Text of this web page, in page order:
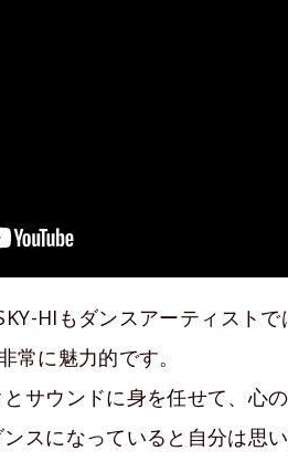
HIもダンスアーティスト
常に魅力的です。
サウンドに身を任せて、心
スになっていると自分は思い